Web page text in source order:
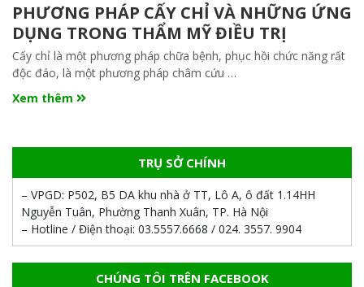
PHƯƠNG PHÁP CẤY CHỈ VÀ NHỮNG ỨNG
DỤNG TRONG THẨM MỸ ĐIỀU TRỊ
Cấy chỉ là một phương pháp chữa bệnh, phục hồi chức năng rất
độc đáo, là một phương pháp châm cứu …
Xem thêm
TRỤ SỞ CHÍNH
– VPGD: P502, B5 DA khu nhà ở TT, Lô A, ô đất 1.14HH
Nguyễn Tuân, Phường Thanh Xuân, TP. Hà Nội
– Hotline / Điện thoại: 03.5557.6668 / 024. 3557. 9904
CHÚNG TÔI TRÊN FACEBOOK